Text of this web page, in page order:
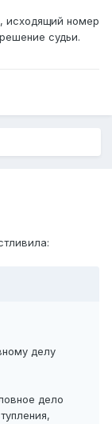
исходящий номер
судьи.
делу
дело